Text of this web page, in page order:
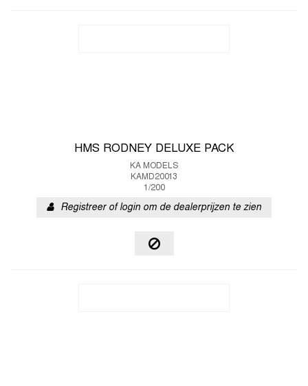
HMS RODNEY DELUXE PACK
KA MODELS
KAMD20013
1/200
Registreer of login om de dealerprijzen te zien